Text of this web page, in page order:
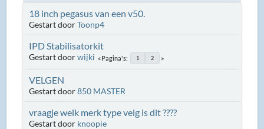
18 inch pegasus van een v50.
Gestart doorToonp4
IPD Stabilisatorkit
Gestart doorwijki Pagina's 1 2
VELGEN
Gestart door850 MASTER
vraagje welk merk type velg is dit ????
Gestart door knoopie